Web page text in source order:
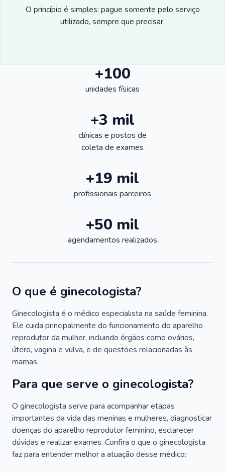
O princípio é simples: pague somente pelo serviço
utilizado, sempre que precisar.
+100
unidades físicas
+3 mil
clínicas e postos de
coleta de exames
+19 mil
profissionais parceiros
+50 mil
agendamentos realizados
O que é ginecologista?
Ginecologista é o médico especialista na saúde feminina.
Ele cuida principalmente do funcionamento do aparelho
reprodutor da mulher, incluindo órgãos como ovários,
útero, vagina e vulva, e de questões relacionadas às
mamas.
Para que serve o ginecologista?
O ginecologista serve para acompanhar etapas
importantes da vida das meninas e mulheres, diagnosticar
doenças do aparelho reprodutor feminino, esclarecer
dúvidas e realizar exames. Confira o que o ginecologista
faz para entender melhor a atuação desse médico: